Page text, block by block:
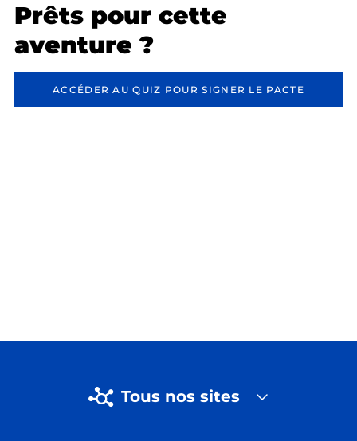
Prêts pour cette
aventure ?
ACCÉDER AU QUIZ POUR SIGNER LE PACTE
Tous nos sites